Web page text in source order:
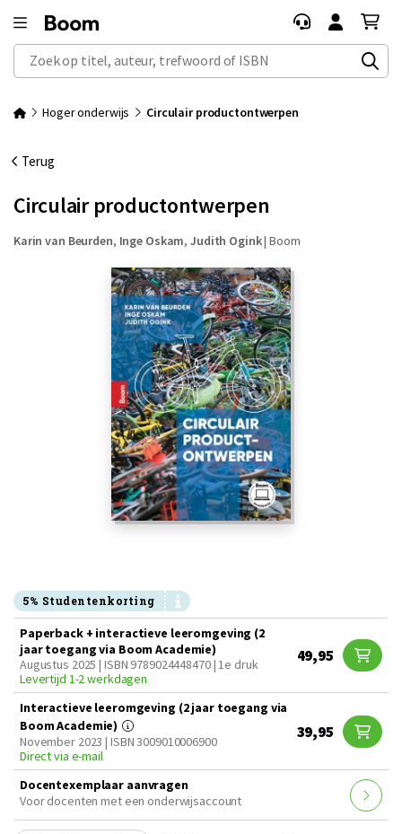
Zoek op titel, auteur, trefwoord of ISBN
Hoger onderwijs Circulair productontwerpen
Terug
Circulair productontwerpen
Karin van Beurden, Inge Oskam,Judith Ogink|Boom
5% Studentenkorting
Paperback + interactieve leeromgeving (2
jaar toegang via Boom Academie)
Augustus 2025 | ISBN 9789024448470 | 1e druk
Levertijd 1-2 werkdagen
49,95
Interactieve leeromgeving (2 jaar toegang via
Boom Academie)
November 2023 | ISBN 3009010006900
Direct via e-mail
39,95
Docentexemplaar aanvragen
Voor docenten met een onderwijsaccount